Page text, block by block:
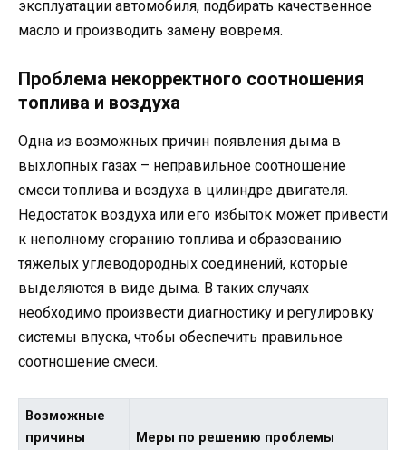
эксплуатации автомобиля, подбирать качественное
масло и производить замену вовремя.
Проблема некорректного соотношения
топлива и воздуха
Одна из возможных причин появления дыма в
выхлопных газах – неправильное соотношение
смеси топлива и воздуха в цилиндре двигателя.
Недостаток воздуха или его избыток может привести
к неполному сгоранию топлива и образованию
тяжелых углеводородных соединений, которые
выделяются в виде дыма. В таких случаях
необходимо произвести диагностику и регулировку
системы впуска, чтобы обеспечить правильное
соотношение смеси.
Возможные
причины
Меры по решению проблемы